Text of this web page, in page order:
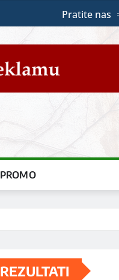
Pratite nas
PROMO
REZULTATI